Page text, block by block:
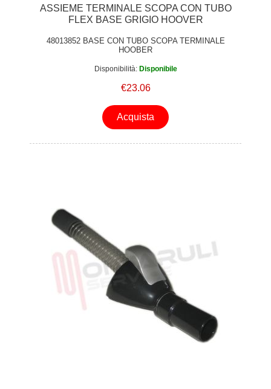
ASSIEME TERMINALE SCOPA CON TUBO
FLEX BASE GRIGIO HOOVER
48013852 BASE CON TUBO SCOPA TERMINALE
HOOBER
Disponibilità: Disponibile
€23.06
Acquista